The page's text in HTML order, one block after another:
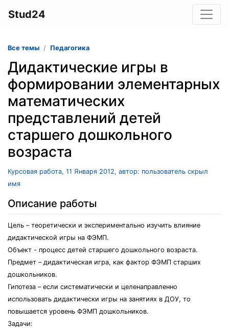
Stud24
Все темы Педагогика
Дидактические игры в
формировании элементарных
математических
представлений детей
старшего дошкольного
возраста
Курсовая работа, 11 Января 2012, автор: пользователь скрыл
имя
Описание работы
Цель – теоретически и экспериментально изучить влияние
дидактической игры на ФЭМП.
Объект - процесс детей старшего дошкольного возраста.
Предмет – дидактическая игра, как фактор ФЭМП старших
дошкольников.
Гипотеза – если систематически и целенаправленно
использовать дидактически игры на занятиях в ДОУ, то
повышается уровень ФЭМП дошкольников.
Задачи: